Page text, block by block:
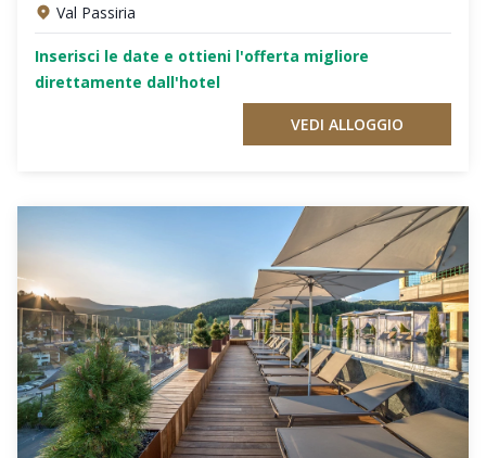
Val Passiria
Inserisci le date e ottieni l'offerta migliore
direttamente dall'hotel
VEDI ALLOGGIO